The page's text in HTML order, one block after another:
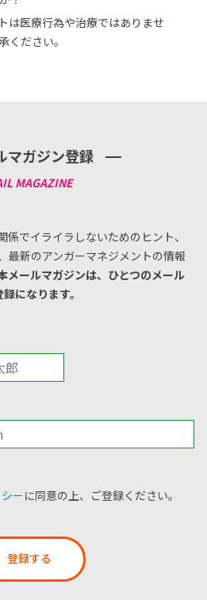
は医療行為や治療ではありませ
ください。
マガジン登録
でイライラしないためのヒント、
最新のアンガーマネジメントの情報
メールマガジンは、ひとつのメール
になります。
ーに同意の上、ご登録ください。
登録する